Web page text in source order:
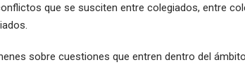
que se susciten entre colegiados, entre
sobre cuestiones que entren dentro del